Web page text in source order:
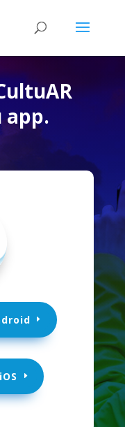
app.